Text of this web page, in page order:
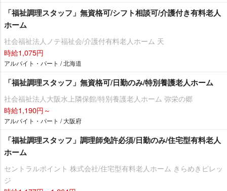
「福祉調理スタッフ」無資格可/シフト相談可/介護付き有料老人
ホーム
社会福祉法人ノテ福祉会/介護付有料老人ホーム 天
時給1,075円
アルバイト・パート / 北海道
「福祉調理スタッフ」無資格可/日勤のみ/特別養護老人ホーム
社会福祉法人大阪水上隣保館/特別養護老人ホーム 弥栄の郷
時給1,190円～
アルバイト・パート / 大阪府
「福祉調理スタッフ」調理師免許必須/日勤のみ/住宅型有料老人
ホーム
セントラルポイント 株式会社/住宅型有料老人ホーム きらめきビレッ
ジ